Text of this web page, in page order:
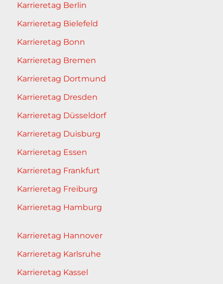
Karrieretag Berlin
Karrieretag Bielefeld
Karrieretag Bonn
Karrieretag Bremen
Karrieretag Dortmund
Karrieretag Dresden
Karrieretag Düsseldorf
Karrieretag Duisburg
Karrieretag Essen
Karrieretag Frankfurt
Karrieretag Freiburg
Karrieretag Hamburg
Karrieretag Hannover
Karrieretag Karlsruhe
Karrieretag Kassel